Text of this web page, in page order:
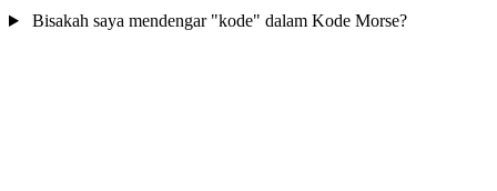
Bisakah saya mendengar "kode" dalam Kode Morse?